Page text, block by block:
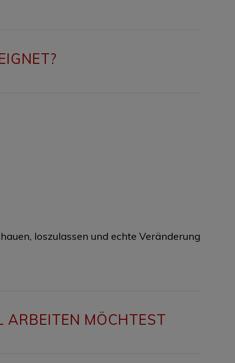
loszulassen und echte Veränderung
ARBEITEN MÖCHTEST